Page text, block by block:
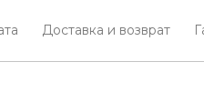
Доставка и возврат